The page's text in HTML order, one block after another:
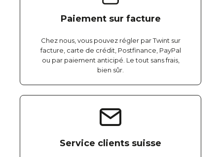
Paiement sur facture
Chez nous, vous pouvez régler par Twint sur
facture, carte de crédit, Postfinance, PayPal
ou par paiement anticipé. Le tout sans frais,
bien sûr.
Service clients suisse